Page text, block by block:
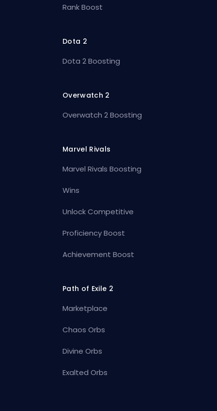
Rank Boost
Dota 2
Dota 2 Boosting
Overwatch 2
Overwatch 2 Boosting
Marvel Rivals
Marvel Rivals Boosting
Wins
Unlock Competitive
Proficiency Boost
Achievement Boost
Path of Exile 2
Marketplace
Chaos Orbs
Divine Orbs
Exalted Orbs